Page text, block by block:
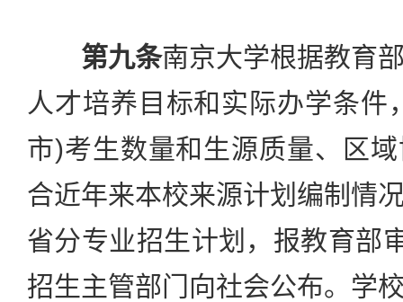
第九条南京大学根据教育
人才培养目标和实际办学条件
市)考生数量和生源质量、区
合近年来本校来源计划编制情
省分专业招生计划，报教育部
招生主管部门向社会公布。学